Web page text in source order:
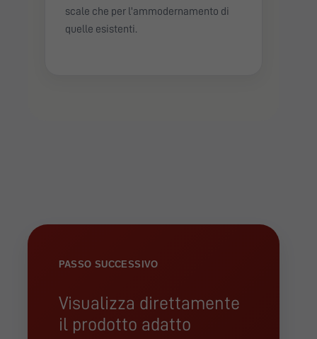
scale che per l'ammodernamento di
quelle esistenti.
PASSO SUCCESSIVO
Visualizza direttamente
il prodotto adatto